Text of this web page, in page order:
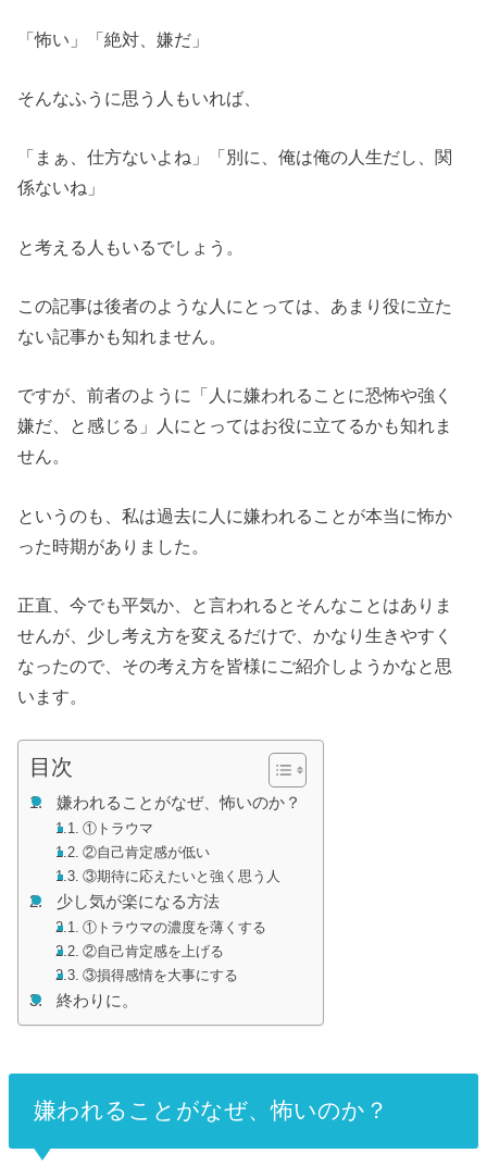
「怖い」「絶対、嫌だ」
そんなふうに思う人もいれば、
「まぁ、仕方ないよね」「別に、俺は俺の人生だし、関
係ないね」
と考える人もいるでしょう。
この記事は後者のような人にとっては、あまり役に立た
ない記事かも知れません。
ですが、前者のように「人に嫌われることに恐怖や強く
嫌だ、と感じる」人にとってはお役に立てるかも知れま
せん。
というのも、私は過去に人に嫌われることが本当に怖か
った時期がありました。
正直、今でも平気か、と言われるとそんなことはありま
せんが、少し考え方を変えるだけで、かなり生きやすく
なったので、その考え方を皆様にご紹介しようかなと思
います。
目次
嫌われることがなぜ、怖いのか？
①トラウマ
②自己肯定感が低い
③期待に応えたいと強く思う人
少し気が楽になる方法
①トラウマの濃度を薄くする
②自己肯定感を上げる
③損得感情を大事にする
終わりに。
嫌われることがなぜ、怖いのか？